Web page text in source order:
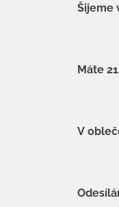
Šijeme
Máte
V